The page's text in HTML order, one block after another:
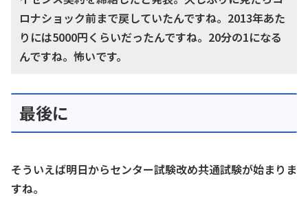
ロナショック前まで戻していたんですね。2013年あた
りには5000円くらいだったんですね。20分の1になる
んですね。怖いです。
最後に
そういえば明日からセンター試験改め共通試験が始まりま
すね。